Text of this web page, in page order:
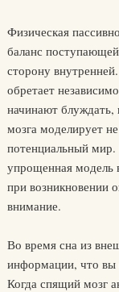
Физическая
баланс
сторону
обретает
начинают блуждать,
мозга моделирует
потенциальный
упрощенная модель
при возникновении
внимание.
Во время сна из
информации, что вы
Когда спящий мозг